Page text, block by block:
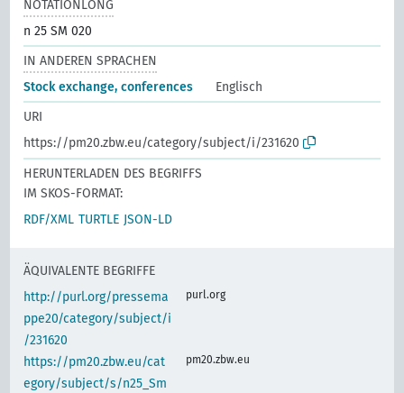
NOTATIONLONG
n 25 SM 020
IN ANDEREN SPRACHEN
Stock exchange, conferences
Englisch
URI
https://pm20.zbw.eu/category/subject/i/231620
HERUNTERLADEN DES BEGRIFFS
IM SKOS-FORMAT:
RDF/XML TURTLE JSON-LD
ÄQUIVALENTE BEGRIFFE
http://purl.org/pressema
ppe20/category/subject/i
/231620
purl.org
https://pm20.zbw.eu/cat
egory/subject/s/n25_Sm
pm20.zbw.eu